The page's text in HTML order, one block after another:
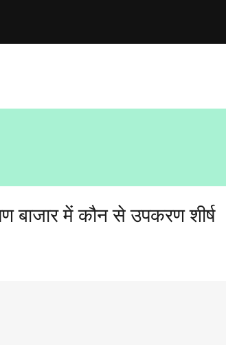
बाजार में कौन से उपकरण शीर्ष